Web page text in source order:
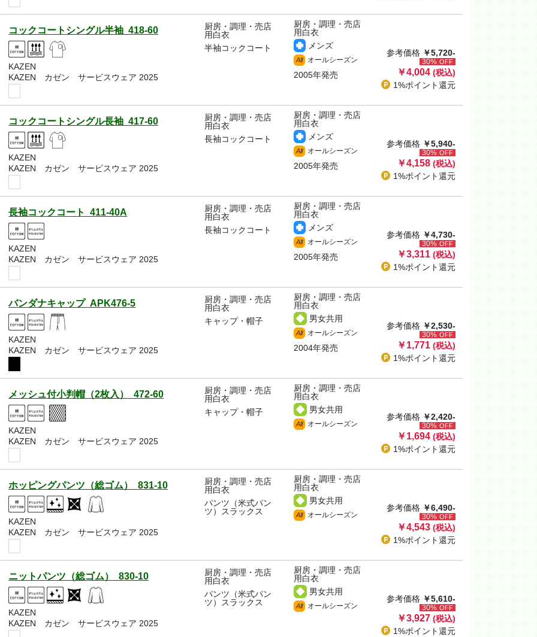
コックコートシングル半袖 418-60
KAZEN
KAZEN カゼン サービスウェア 2025
厨房・調理・売店
用白衣
半袖コックコート
厨房・調理・売店
用白衣
メンズ
All オールシーズン
2005年発売
参考価格 ￥5,720-
30% OFF
￥4,004 (税込)
1%ポイント還元
コックコートシングル長袖 417-60
KAZEN
KAZEN カゼン サービスウェア 2025
厨房・調理・売店
用白衣
長袖コックコート
厨房・調理・売店
用白衣
メンズ
All オールシーズン
2005年発売
参考価格 ￥5,940-
30% OFF
￥4,158 (税込)
1%ポイント還元
長袖コックコート 411-40A
KAZEN
KAZEN カゼン サービスウェア 2025
厨房・調理・売店
用白衣
長袖コックコート
厨房・調理・売店
用白衣
メンズ
All オールシーズン
2005年発売
参考価格 ￥4,730-
30% OFF
￥3,311 (税込)
1%ポイント還元
バンダナキャップ APK476-5
KAZEN
KAZEN カゼン サービスウェア 2025
厨房・調理・売店
用白衣
キャップ・帽子
厨房・調理・売店
用白衣
男女共用
All オールシーズン
2004年発売
参考価格 ￥2,530-
30% OFF
￥1,771 (税込)
1%ポイント還元
メッシュ付小判帽（2枚入） 472-60
KAZEN
KAZEN カゼン サービスウェア 2025
厨房・調理・売店
用白衣
キャップ・帽子
厨房・調理・売店
用白衣
男女共用
All オールシーズン
参考価格 ￥2,420-
30% OFF
￥1,694 (税込)
1%ポイント還元
ホッピングパンツ（総ゴム） 831-10
KAZEN
KAZEN カゼン サービスウェア 2025
厨房・調理・売店
用白衣
パンツ（米式パン
ツ）スラックス
厨房・調理・売店
用白衣
男女共用
All オールシーズン
参考価格 ￥6,490-
30% OFF
￥4,543 (税込)
1%ポイント還元
ニットパンツ（総ゴム） 830-10
KAZEN
KAZEN カゼン サービスウェア 2025
厨房・調理・売店
用白衣
パンツ（米式パン
ツ）スラックス
厨房・調理・売店
用白衣
男女共用
All オールシーズン
参考価格 ￥5,610-
30% OFF
￥3,927 (税込)
1%ポイント還元